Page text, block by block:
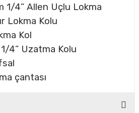
1/4” Allen Uçlu Lokma
Lokma Kolu
Kol
4” Uzatma Kolu
çantası